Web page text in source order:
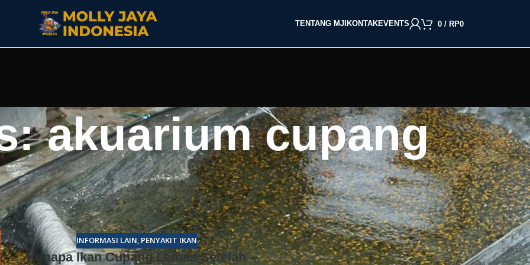
TENTANG MJI KONTAKEVENTS 0 / RP0
akuarium cupang
sekaligus menonjolkan keindahan warna dan sirip ikan
tambahkan tanaman atau dekorasi sederhana.
INFORMASI LAIN, PENYAKIT IKAN
Kenapa Ikan Cupang Lemas Setelah
BACA BERDASARKAN JENIS IKAN
Cupang
Molly
Channa
Koi